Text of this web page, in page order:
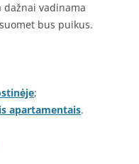
dažnai vadinama
bus puikus.
;
apartamentais.